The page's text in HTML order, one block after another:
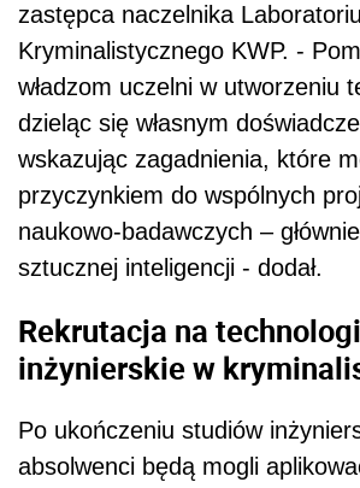
zastępca naczelnika
Kryminalistycznego KWP. -
władzom uczelni w utworzeniu
dzieląc się własnym
wskazując zagadnienia, które
przyczynkiem do wspólnych
naukowo-badawczych –
sztucznej inteligencji - dodał.
Rekrutacja na
inżynierskie w
Po ukończeniu studiów
absolwenci będą mogli